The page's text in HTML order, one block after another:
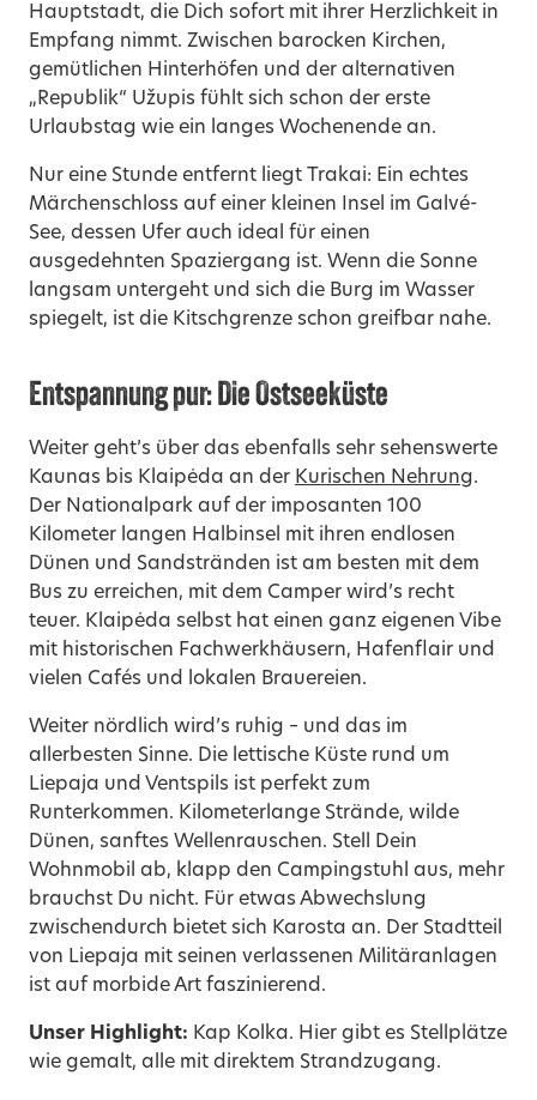
Hauptstadt, die Dich sofort mit ihrer Herzlichkeit in
Empfang nimmt. Zwischen barocken Kirchen,
gemütlichen Hinterhöfen und der alternativen
„Republik“ Užupis fühlt sich schon der erste
Urlaubstag wie ein langes Wochenende an.
Nur eine Stunde entfernt liegt Trakai: Ein echtes
Märchenschloss auf einer kleinen Insel im Galvé-
See, dessen Ufer auch ideal für einen
ausgedehnten Spaziergang ist. Wenn die Sonne
langsam untergeht und sich die Burg im Wasser
spiegelt, ist die Kitschgrenze schon greifbar nahe.
Entspannung pur: Die Ostseeküste
Weiter geht’s über das ebenfalls sehr sehenswerte
Kaunas bis Klaipėda an der Kurischen Nehrung.
Der Nationalpark auf der imposanten 100
Kilometer langen Halbinsel mit ihren endlosen
Dünen und Sandstränden ist am besten mit dem
Bus zu erreichen, mit dem Camper wird’s recht
teuer. Klaipėda selbst hat einen ganz eigenen Vibe
mit historischen Fachwerkhäusern, Hafenflair und
vielen Cafés und lokalen Brauereien.
Weiter nördlich wird’s ruhig – und das im
allerbesten Sinne. Die lettische Küste rund um
Liepaja und Ventspils ist perfekt zum
Runterkommen. Kilometerlange Strände, wilde
Dünen, sanftes Wellenrauschen. Stell Dein
Wohnmobil ab, klapp den Campingstuhl aus, mehr
brauchst Du nicht. Für etwas Abwechslung
zwischendurch bietet sich Karosta an. Der Stadtteil
von Liepaja mit seinen verlassenen Militäranlagen
ist auf morbide Art faszinierend.
Unser Highlight: Kap Kolka. Hier gibt es Stellplätze
wie gemalt, alle mit direktem Strandzugang.